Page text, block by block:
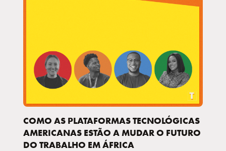
COMO AS PLATAFORMAS TECNOLÓGICAS
AMERICANAS ESTÃO A MUDAR O FUTURO
DO TRABALHO EM ÁFRICA